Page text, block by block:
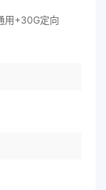
用+30G定向